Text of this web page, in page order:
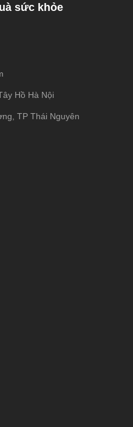
sức khỏe
Hồ Hà Nội
TP Thái Nguyên